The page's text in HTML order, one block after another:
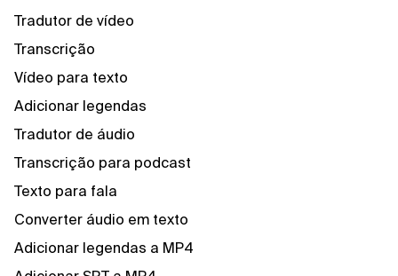
Tradutor de vídeo
Transcrição
Vídeo para texto
Adicionar legendas
Tradutor de áudio
Transcrição para podcast
Texto para fala
Converter áudio em texto
Adicionar legendas a MP4